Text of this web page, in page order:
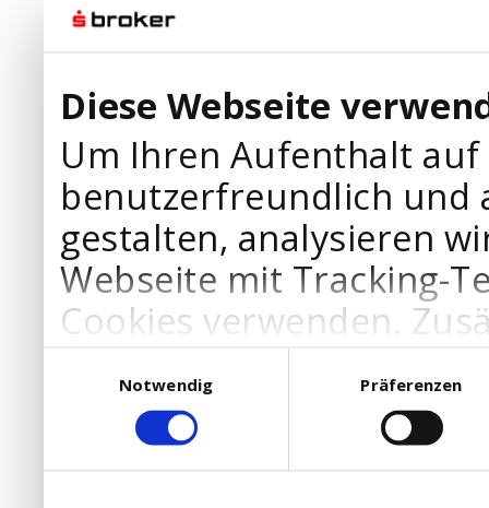
Diese Webseite
Um Ihren Aufenthalt
benutzerfreundlich und
gestalten, analysieren
Webseite mit Tracking-
Cookies verwenden.
Werbepartner
Ihre Bedürfnisse
die Verwendung von
DSGVO.
Notwendig
Präferenzen